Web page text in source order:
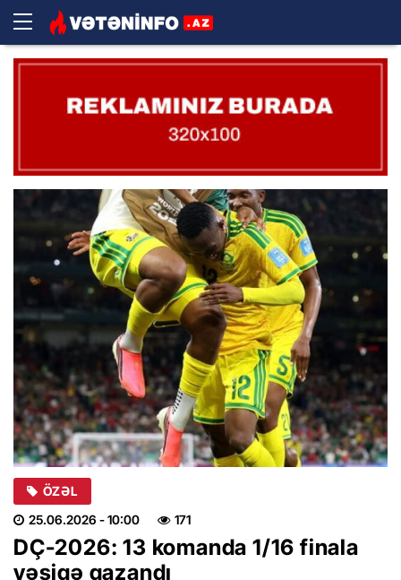
ÖZƏL
25.06.2026 - 10:00 171
DÇ-2026: 13 komanda 1/16 finala
vəsiqə qazandı